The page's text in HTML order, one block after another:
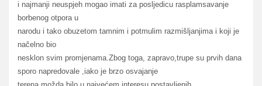
i najmanji neuspjeh mogao imati za posljedicu rasplamsavanje
borbenog otpora u
narodu i tako obuzetom tamnim i potmulim razmišljanjima i koji je
načelno bio
nesklon svim promjenama.Zbog toga, zapravo,trupe su prvih dana
sporo napredovale ,iako je brzo osvajanje